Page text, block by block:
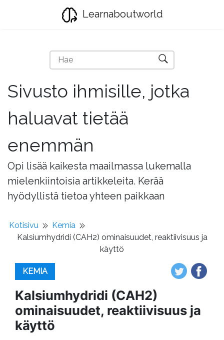
Learnaboutworld
Sivusto ihmisille, jotka
haluavat tietää
enemmän
Opi lisää kaikesta maailmassa lukemalla
mielenkiintoisia artikkeleita. Kerää
hyödyllistä tietoa yhteen paikkaan
Kotisivu
Kemia
Kalsiumhydridi (CAH2) ominaisuudet, reaktiivisuus ja
käyttö
KEMIA
Kalsiumhydridi (CAH2)
ominaisuudet, reaktiivisuus ja
käyttö